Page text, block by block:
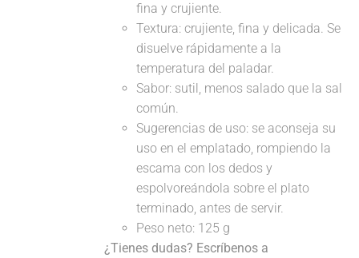
fina y crujiente.
Textura: crujiente, fina y delicada. Se
disuelve rápidamente a la
temperatura del paladar.
Sabor: sutil, menos salado que la sal
común.
Sugerencias de uso: se aconseja su
uso en el emplatado, rompiendo la
escama con los dedos y
espolvoreándola sobre el plato
terminado, antes de servir.
Peso neto: 125 g
¿Tienes dudas? Escríbenos a